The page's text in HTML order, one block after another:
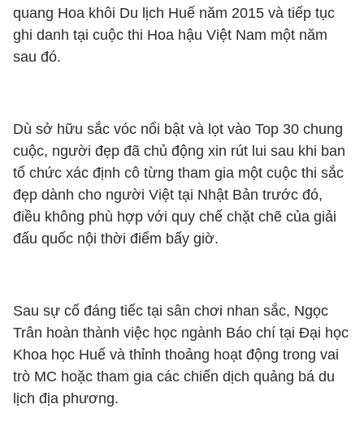
quang Hoa khôi Du lịch Huế năm 2015 và tiếp tục
ghi danh tại cuộc thi Hoa hậu Việt Nam một năm
sau đó.
Dù sở hữu sắc vóc nổi bật và lọt vào Top 30 chung
cuộc, người đẹp đã chủ động xin rút lui sau khi ban
tổ chức xác định cô từng tham gia một cuộc thi sắc
đẹp dành cho người Việt tại Nhật Bản trước đó,
điều không phù hợp với quy chế chặt chẽ của giải
đấu quốc nội thời điểm bấy giờ.
Sau sự cố đáng tiếc tại sân chơi nhan sắc, Ngọc
Trân hoàn thành việc học ngành Báo chí tại Đại học
Khoa học Huế và thỉnh thoảng hoạt động trong vai
trò MC hoặc tham gia các chiến dịch quảng bá du
lịch địa phương.